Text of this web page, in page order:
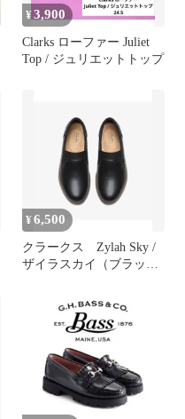
¥3,900
Clarks ローファー Juliet
Top / ジュリエットトップ
¥6,500
クラークス Zylah Sky /
ザイラスカイ（ブラック